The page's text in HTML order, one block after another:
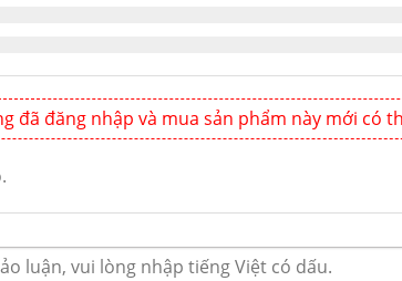
đã đăng nhập và mua sản phẩm này mới có